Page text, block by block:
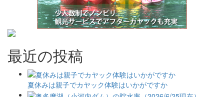
最近の投稿
夏休みは親子でカヤック体験はいかがですか